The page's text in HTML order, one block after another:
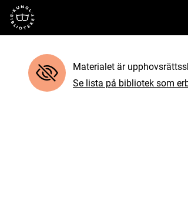
Till startsidan
Materialet är
Se lista på bibliotek som